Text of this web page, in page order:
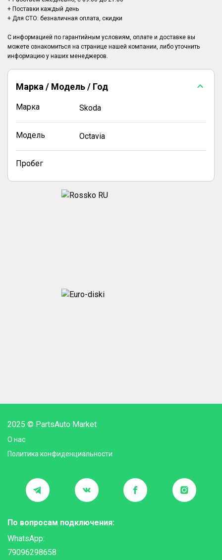
+ Поставки каждый день
+ Для СТО: безналичная оплата, скидки
С информацией по гарантийным условиям, оплате и доставке вы
можете ознакомиться на странице нашей компании, либо уточнить
Марка / Модель / Год
Марка Skoda
Модель Octavia
Пробег
2025 © PartsAuto Market
О нас
Политика конфиденциальности
По вопросам подключения:
WhatsApp:
79096298658